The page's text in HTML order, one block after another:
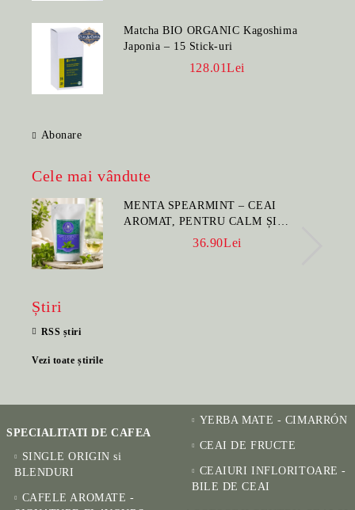
Matcha BIO ORGANIC Kagoshima
Japonia – 15 Stick-uri
128.01Lei
Abonare
Cele mai vândute
MENTA SPEARMINT – CEAI
AROMAT, PENTRU CALM ȘI
BENEFIC PENTRU SĂNĂTATE
36.90Lei
Știri
RSS știri
Vezi toate știrile
SPECIALITATI DE CAFEA
SINGLE ORIGIN si
BLENDURI
CAFELE AROMATE -
YERBA MATE - CIMARRÓN
CEAI DE FRUCTE
CEAIURI INFLORITOARE -
BILE DE CEAI